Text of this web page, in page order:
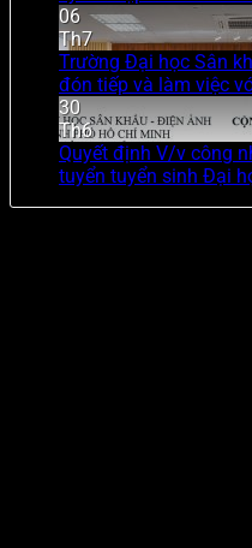
06
Th7
Trường Đại học Sân
đón tiếp và làm việc
30
Th6
Quyết định V/v công
tuyển tuyển sinh Đại